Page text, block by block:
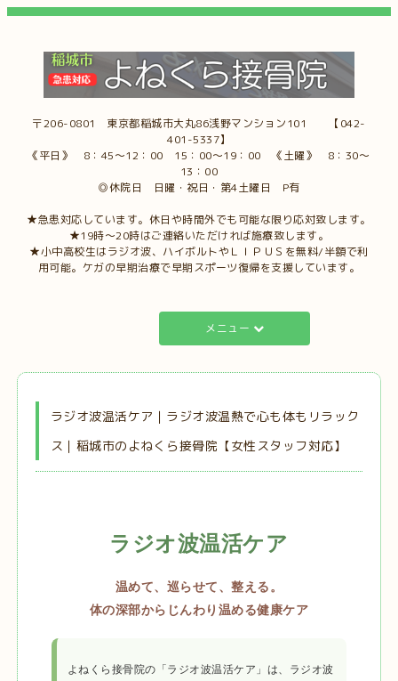
〒206-0801 東京都稲城市大丸86浅野マンション101 【042-
401-5337】
《平日》 8：45～12：00 15：00～19：00 《土曜》 8：30～
13：00
◎休院日 日曜・祝日・第4土曜日 P有
★急患対応しています。休日や時間外でも可能な限り応対致します。
★19時～20時はご連絡いただければ施療致します。
★小中高校生はラジオ波、ハイボルトやＬＩＰＵＳを無料/半額で利
用可能。ケガの早期治療で早期スポーツ復帰を支援しています。
メニュー
ラジオ波温活ケア｜ラジオ波温熱で心も体もリラック
ス｜稲城市のよねくら接骨院【女性スタッフ対応】
ラジオ波温活ケア
温めて、巡らせて、整える。
体の深部からじんわり温める健康ケア
よねくら接骨院の「ラジオ波温活ケア」は、ラジオ波